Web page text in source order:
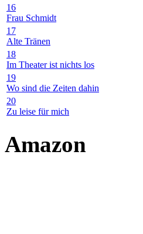
16
Frau Schmidt
17
Alte Tränen
18
Im Theater ist nichts los
19
Wo sind die Zeiten dahin
20
Zu leise für mich
Amazon